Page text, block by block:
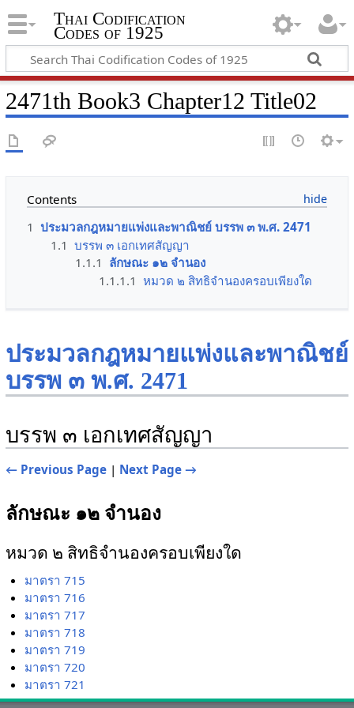
Thai Codification
Codes of 1925
2471th Book3 Chapter12 Title02
Contents
1 ประมวลกฎหมายแพ่งและพาณิชย์ บรรพ ๓ พ.ศ. 2471
1.1 บรรพ ๓ เอกเทศสัญญา
1.1.1 ลักษณะ ๑๒ จำนอง
1.1.1.1 หมวด ๒ สิทธิจำนองครอบเพียงใด
ประมวลกฎหมายแพ่งและพาณิชย์
บรรพ ๓ พ.ศ. 2471
บรรพ ๓ เอกเทศสัญญา
← Previous Page| Next Page →
ลักษณะ ๑๒ จำนอง
หมวด ๒ สิทธิจำนองครอบเพียงใด
มาตรา 715
มาตรา 716
มาตรา 717
มาตรา 718
มาตรา 719
มาตรา 720
มาตรา 721